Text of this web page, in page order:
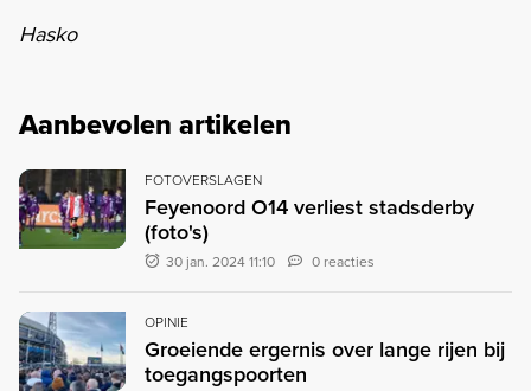
Hasko
Aanbevolen artikelen
FOTOVERSLAGEN
Feyenoord O14 verliest stadsderby
(foto's)
30 jan. 2024 11:10 0 reacties
OPINIE
Groeiende ergernis over lange rijen bij
toegangspoorten